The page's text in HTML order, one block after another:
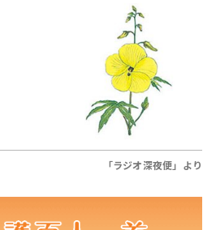
「ラジオ深夜便」より